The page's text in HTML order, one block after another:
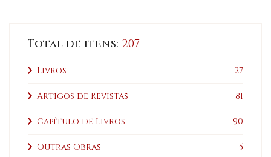
Total de itens: 207
Livros 27
Artigos de Revistas 81
Capítulo de Livros 90
Outras Obras 5